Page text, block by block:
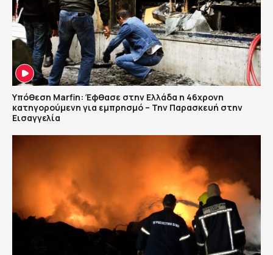
Υπόθεση Marfin: Έφθασε στην Ελλάδα η 46χρονη
κατηγορούμενη για εμπρησμό – Την Παρασκευή στην
Εισαγγελία